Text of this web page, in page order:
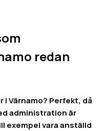
redan
Värnamo? Perfekt, då
administration är
exempel vara anställd